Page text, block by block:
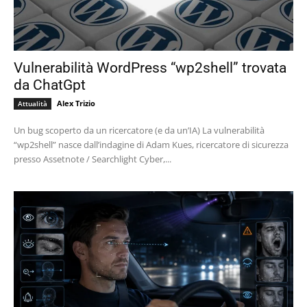
Vulnerabilità WordPress “wp2shell” trovata
da ChatGpt
Attualità Alex Trizio
Un bug scoperto da un ricercatore (e da un’IA) La vulnerabilità
“wp2shell” nasce dall’indagine di Adam Kues, ricercatore di sicurezza
presso Assetnote / Searchlight Cyber,...